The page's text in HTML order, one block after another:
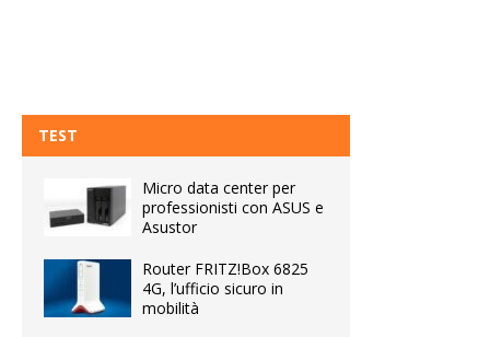
TEST
Micro data center per
professionisti con ASUS e
Asustor
Router FRITZ!Box 6825
4G, l’ufficio sicuro in
mobilità